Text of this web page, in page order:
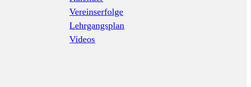
Vereinserfolge
Lehrgangsplan
Videos